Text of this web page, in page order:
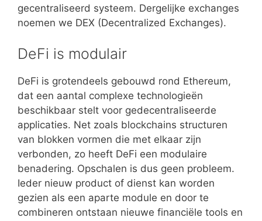
gecentraliseerd systeem. Dergelijke exchanges
noemen we DEX (Decentralized Exchanges).
DeFi is modulair
DeFi is grotendeels gebouwd rond Ethereum,
dat een aantal complexe technologieën
beschikbaar stelt voor gedecentraliseerde
applicaties. Net zoals blockchains structuren
van blokken vormen die met elkaar zijn
verbonden, zo heeft DeFi een modulaire
benadering. Opschalen is dus geen probleem.
Ieder nieuw product of dienst kan worden
gezien als een aparte module en door te
combineren ontstaan nieuwe financiële tools en